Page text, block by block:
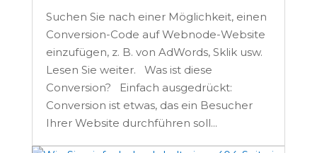
Suchen Sie nach einer Möglichkeit, einen
Conversion-Code auf Webnode-Website
einzufügen, z. B. von AdWords, Sklik usw.
Lesen Sie weiter. Was ist diese
Conversion? Einfach ausgedrückt:
Conversion ist etwas, das ein Besucher
Ihrer Website durchführen soll...